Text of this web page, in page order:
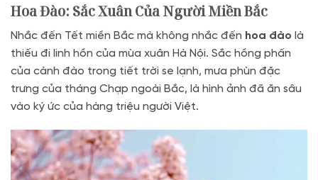
Hoa Đào: Sắc Xuân Của Người Miền Bắc
Nhắc đến Tết miền Bắc mà không nhắc đến hoa đào là
thiếu đi linh hồn của mùa xuân Hà Nội. Sắc hồng phấn
của cành đào trong tiết trời se lạnh, mưa phùn đặc
trưng của tháng Chạp ngoài Bắc, là hình ảnh đã ăn sâu
vào ký ức của hàng triệu người Việt.